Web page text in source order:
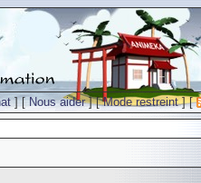
] [Nous aider] [Mode restreint] [